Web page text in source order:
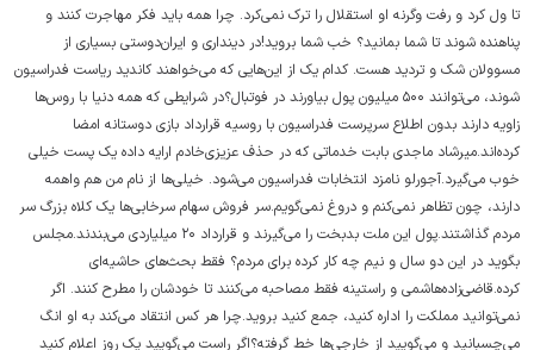
تا ول کرد و رفت وگرنه او استقلال را ترک نمی‌کرد. چرا همه باید فکر مهاجرت کنند و
پناهنده شوند تا شما بمانید؟ خب شما بروید!در دینداری و ایران‌دوستی بسیاری از
مسوولان شک و تردید هست. کدام یک از این‌هایی که می‌خواهند کاندید ریاست فدراسیون
شوند، می‌توانند ۵۰۰ میلیون پول بیاورند در فوتبال؟در شرایطی که همه دنیا با روس‌ها
زاویه دارند بدون اطلاع سرپرست فدراسیون با روسیه قرارداد بازی دوستانه امضا
کرده‌اند.میرشاد ماجدی بابت خدماتی که در حذف عزیزی‌خادم ارایه داده یک پست خیلی
خوب می‌گیرد.آجورلو نامزد انتخابات فدراسیون می‌شود. خیلی‌ها از نام من هم واهمه
دارند، چون تظاهر نمی‌کنم و دروغ نمی‌گویم.سر فروش سهام سرخابی‌ها یک کلاه بزرگ سر
مردم گذاشتند.پول این ملت بدبخت را می‌گیرند و قرارداد ۲۰ میلیاردی می‌بندند.مجلس
بگوید در این دو سال و نیم چه کار کرده برای مردم؟ فقط بحث‌های حاشیه‌ای
کرده.قاضی‌زاده‌هاشمی و راستینه فقط مصاحبه می‌کنند تا خودشان را مطرح کنند. اگر
نمی‌توانید مملکت را اداره کنید، جمع کنید بروید.چرا هر کس انتقاد می‌کند به او انگ
می‌چسبانید و می‌گویید از خارجی‌ها خط گرفته؟اگر راست می‌گویید یک روز اعلام کنید